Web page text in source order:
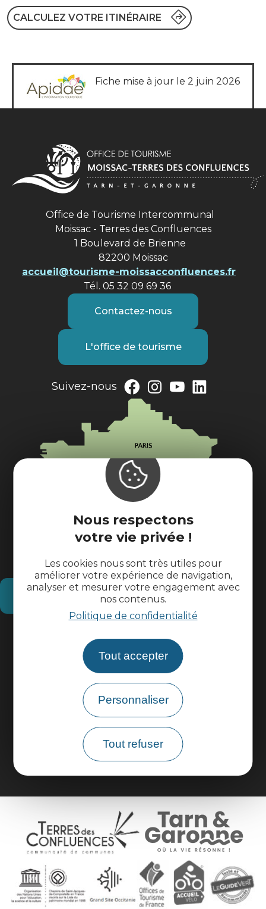
Nous respectons
votre vie privée !
Les cookies nous sont très utiles pour
améliorer votre expérience de navigation,
analyser et mesurer votre engagement avec
nos contenus.
Politique de confidentialité
Tout accepter
Personnaliser
Tout refuser
CALCULEZ VOTRE ITINÉRAIRE
Fiche mise à jour le 2 juin 2026
Office de Tourisme Intercommunal
Moissac - Terres des Confluences
1 Boulevard de Brienne
82200 Moissac
accueil@tourisme-moissacconfluences.fr
Tél. 05 32 09 69 36
Contactez-nous
L'office de tourisme
Suivez-nous
Comment venir ?
Informations pratiques
Espace pros
Espace groupes
Brochures